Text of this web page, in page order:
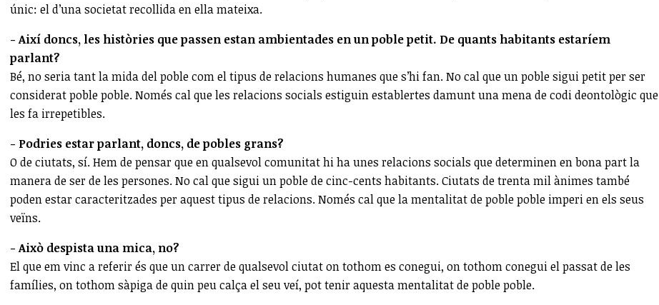
únic: el d’una societat recollida en ella mateixa.
- Així doncs, les històries que passen estan ambientades en un poble petit. De quants habitants estaríem
parlant?
Bé, no seria tant la mida del poble com el tipus de relacions humanes que s’hi fan. No cal que un poble sigui petit per ser
considerat poble poble. Només cal que les relacions socials estiguin establertes damunt una mena de codi deontològic que
les fa irrepetibles.
- Podries estar parlant, doncs, de pobles grans?
O de ciutats, sí. Hem de pensar que en qualsevol comunitat hi ha unes relacions socials que determinen en bona part la
manera de ser de les persones. No cal que sigui un poble de cinc-cents habitants. Ciutats de trenta mil ànimes també
poden estar caracteritzades per aquest tipus de relacions. Només cal que la mentalitat de poble poble imperi en els seus
veïns.
- Això despista una mica, no?
El que em vinc a referir és que un carrer de qualsevol ciutat on tothom es conegui, on tothom conegui el passat de les
famílies, on tothom sàpiga de quin peu calça el seu veí, pot tenir aquesta mentalitat de poble poble.